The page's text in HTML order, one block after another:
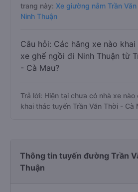
trang này: Xe giường nằm Trần
Ninh Thuận
Câu hỏi: Các hãng xe nào
xe ghế ngồi đi Ninh Thuận từ
- Cà Mau?
Trả lời: Hiện tại chưa có nhà xe
khai thác tuyến Trần Văn Thời - Cà
Thông tin tuyến đường Trần
Thuận